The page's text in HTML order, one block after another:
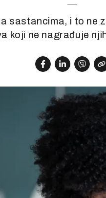
sastancima, i to
koji ne nagrađuje